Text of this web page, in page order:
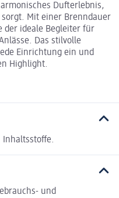
Dufterlebnis,
Mit einer Brenndauer
der ideale Begleiter für
Das stilvolle
Einrichtung ein und
Highlight.
Inhaltsstoffe.
und